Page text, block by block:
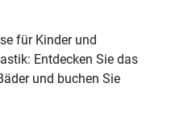
für Kinder und
Entdecken Sie das
und buchen Sie